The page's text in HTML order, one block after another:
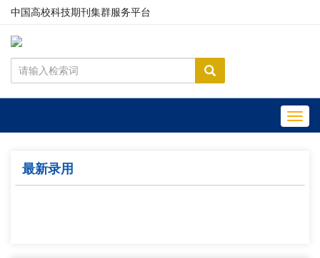
中国高校科技期刊集群服务平台
最新录用